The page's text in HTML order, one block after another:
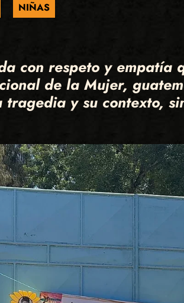
NIÑAS
con respeto y empatía
de la Mujer,
y su contexto,